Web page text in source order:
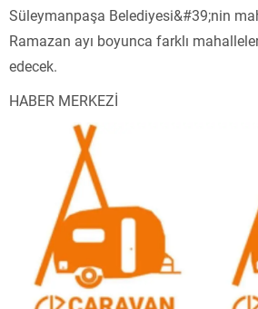
Süleymanpaşa Belediyesi&#39;nin
Ramazan ayı boyunca farklı
edecek.
HABER MERKEZİ